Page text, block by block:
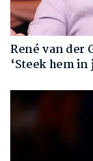
René van der
‘Steek hem in